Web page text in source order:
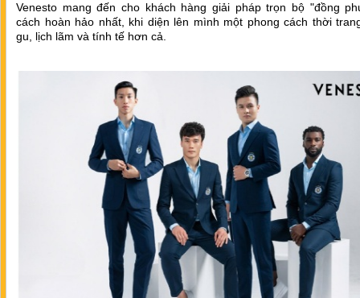
Venesto mang đến cho khách hàng giải pháp trọn bộ "đồng
cách hoàn hảo nhất, khi diện lên mình một phong cách thời
gu, lịch lãm và tính tế hơn cả.